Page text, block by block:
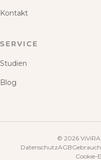
Kontakt
SERVICE
Studien
Blog
© 2026
DatenschutzAGB
Cookie-